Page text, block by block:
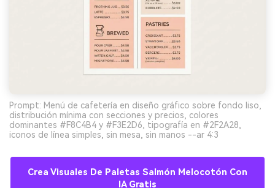
Prompt: Menú de cafetería en diseño gráfico sobre fondo liso,
distribución mínima con secciones y precios, colores
dominantes #F8C4B4 y #F3E2D6, tipografía en #2F2A28,
iconos de línea simples, sin mesa, sin manos --ar 4:3
Crea Visuales De Paletas Salmón Melocotón Con
IA Gratis